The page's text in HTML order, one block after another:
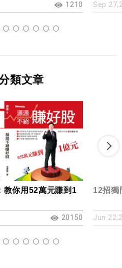
1210 Sep
類文章
教你用52萬元賺到1
20150
12招獨
Jun